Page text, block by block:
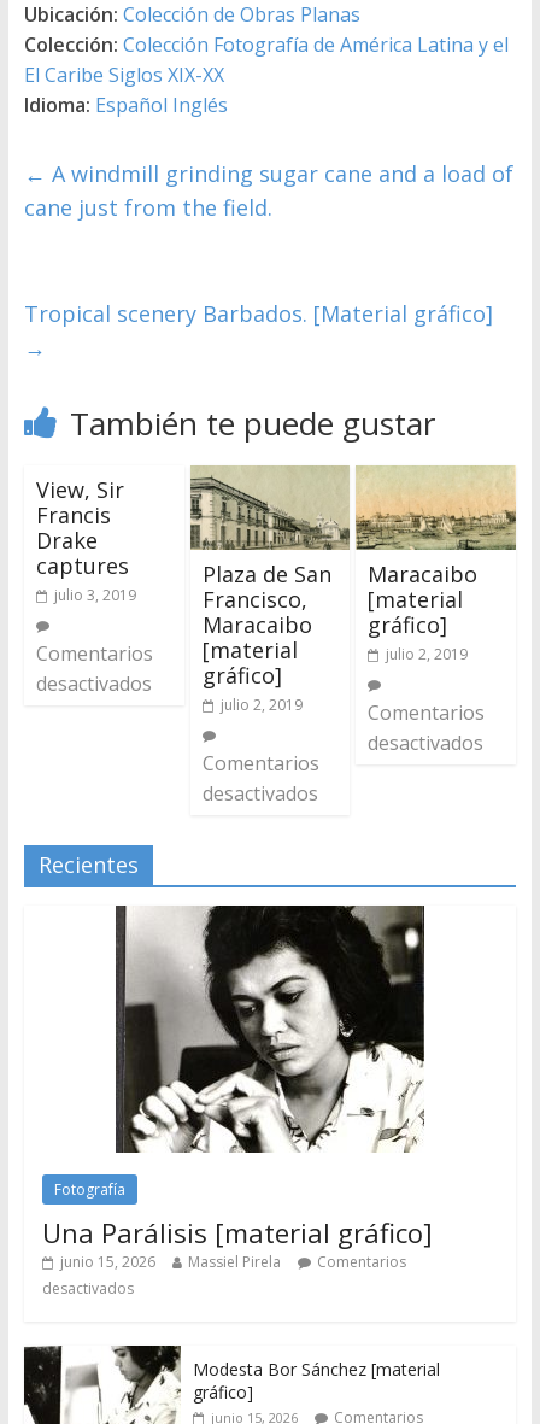
Ubicación: Colección de Obras Planas
Colección: Colección Fotografía de América Latina y el
El Caribe Siglos XIX-XX
Idioma: Español Inglés
← A windmill grinding sugar cane and a load of
cane just from the field.
Tropical scenery Barbados. [Material gráfico]
→
También te puede gustar
View, Sir
Francis
Drake
captures
julio 3, 2019
Comentarios
desactivados
Plaza de San
Francisco,
Maracaibo
[material
gráfico]
julio 2, 2019
Comentarios
desactivados
Maracaibo
[material
gráfico]
julio 2, 2019
Comentarios
desactivados
Recientes
Fotografía
Una Parálisis [material gráfico]
junio 15, 2026 Massiel Pirela
Comentarios
desactivados
Modesta Bor Sánchez [material
gráfico]
junio 15, 2026 Comentarios